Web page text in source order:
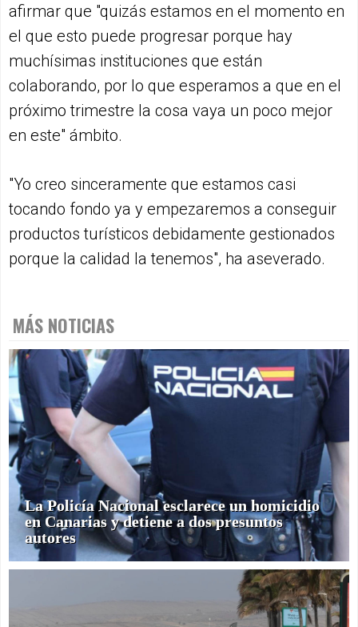
afirmar que "quizás estamos en el momento en
el que esto puede progresar porque hay
muchísimas instituciones que están
colaborando, por lo que esperamos a que en el
próximo trimestre la cosa vaya un poco mejor
en este" ámbito.
"Yo creo sinceramente que estamos casi
tocando fondo ya y empezaremos a conseguir
productos turísticos debidamente gestionados
porque la calidad la tenemos", ha aseverado.
MÁS NOTICIAS
La Policía Nacional esclarece un homicidio
en Canarias y detiene a dos presuntos
autores